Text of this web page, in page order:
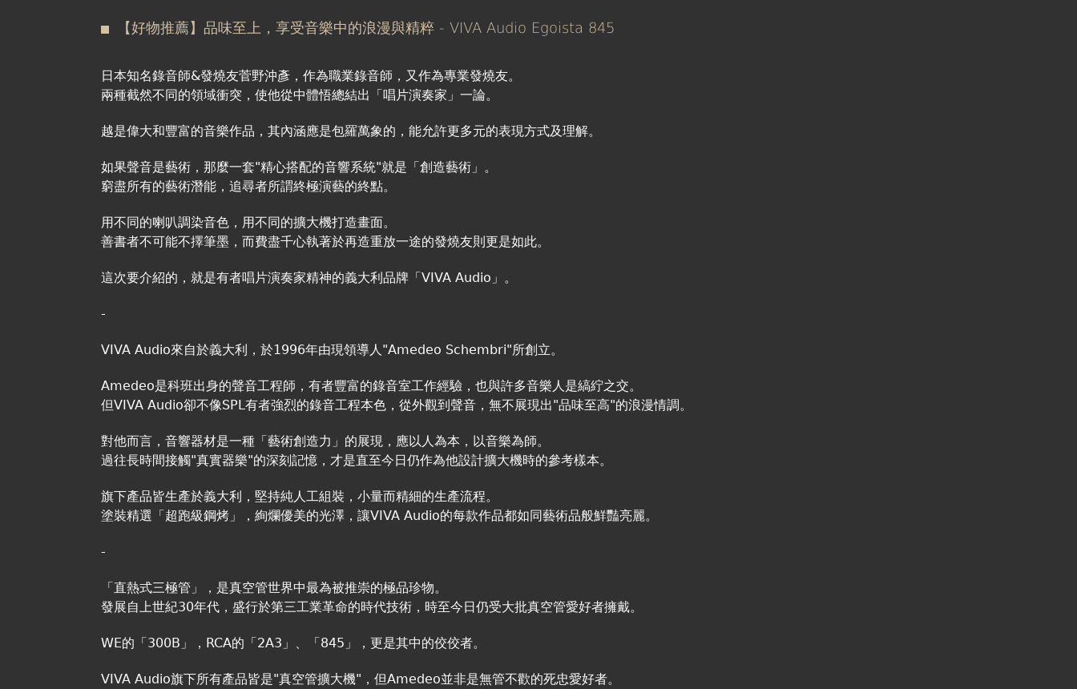
【好物推薦】品味至上，享受音樂中的浪漫與精粹 - VIVA Audio Egoista 845
日本知名錄音師&發燒友菅野沖彥，作為職業錄音師，又作為專業發燒友。
兩種截然不同的領域衝突，使他從中體悟總結出「唱片演奏家」一論。
越是偉大和豐富的音樂作品，其內涵應是包羅萬象的，能允許更多元的表現方式及理解。
如果聲音是藝術，那麼一套"精心搭配的音響系統"就是「創造藝術」。
窮盡所有的藝術潛能，追尋者所謂終極演藝的終點。
用不同的喇叭調染音色，用不同的擴大機打造畫面。
善書者不可能不擇筆墨，而費盡千心執著於再造重放一途的發燒友則更是如此。
這次要介紹的，就是有者唱片演奏家精神的義大利品牌「VIVA Audio」。
-
VIVA Audio來自於義大利，於1996年由現領導人"Amedeo Schembri"所創立。
Amedeo是科班出身的聲音工程師，有者豐富的錄音室工作經驗，也與許多音樂人是縞紵之交。
但VIVA Audio卻不像SPL有者強烈的錄音工程本色，從外觀到聲音，無不展現出"品味至高"的浪漫情調。
對他而言，音響器材是一種「藝術創造力」的展現，應以人為本，以音樂為師。
過往長時間接觸"真實器樂"的深刻記憶，才是直至今日仍作為他設計擴大機時的參考樣本。
旗下產品皆生產於義大利，堅持純人工組裝，小量而精細的生產流程。
塗裝精選「超跑級鋼烤」，絢爛優美的光澤，讓VIVA Audio的每款作品都如同藝術品般鮮豔亮麗。
-
「直熱式三極管」，是真空管世界中最為被推崇的極品珍物。
發展自上世紀30年代，盛行於第三工業革命的時代技術，時至今日仍受大批真空管愛好者擁戴。
WE的「300B」，RCA的「2A3」、「845」，更是其中的佼佼者。
VIVA Audio旗下所有產品皆是"真空管擴大機"，但Amedeo並非是無管不歡的死忠愛好者。